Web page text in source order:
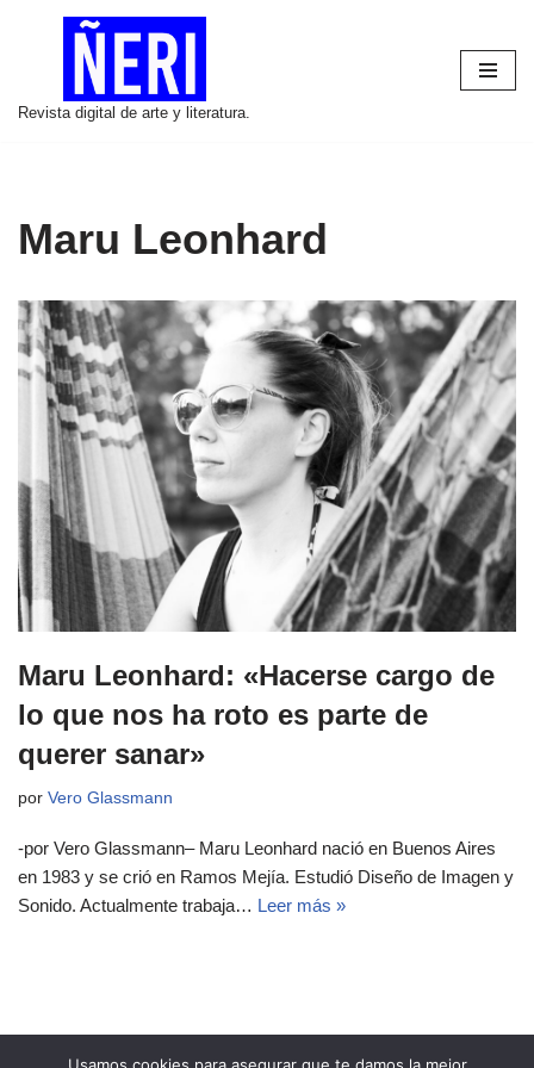
contenido
Revista digital de arte y literatura.
Maru Leonhard
Maru Leonhard: «Hacerse cargo de
lo que nos ha roto es parte de
querer sanar»
por Vero Glassmann
-por Vero Glassmann– Maru Leonhard nació en Buenos Aires
en 1983 y se crió en Ramos Mejía. Estudió Diseño de Imagen y
Sonido. Actualmente trabaja… Leer más »